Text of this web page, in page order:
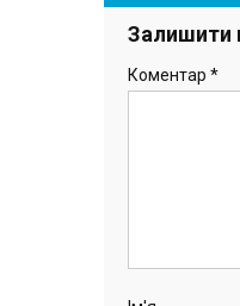
записів
Залишити
Коментар *